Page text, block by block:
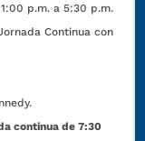
p.m. a 5:30 p.m.
Continua con
continua de 7:30